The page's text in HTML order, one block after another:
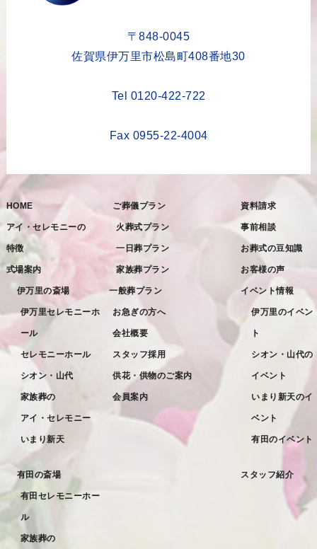
2023年6月
2022年11月
2022年10月
2022年9月
2022年8月
2022年7月
2022年6月
2022年5月
2022年4月
2022年1月
2021年11月
2021年10月
2021年9月
〒848-0045
佐賀県伊万里市松島町408番地30
Tel 0120-422-722
Fax 0955-22-4004
HOME
アイ・セレモニーの
特徴
式場案内
伊万里の斎場
伊万里セレモニーホ
ール
セレモニーホール
シオン・山代
家族葬の
アイ・セレモニー
いまり新天
有田の斎場
有田セレモニーホー
ル
家族葬の
ご葬儀プラン
火葬式プラン
一日葬プラン
家族葬プラン
一般葬プラン
お急ぎの方へ
会社概要
スタッフ採用
供花・供物のご案内
会員案内
資料請求
事前相談
お葬式の豆知識
お客様の声
イベント情報
伊万里のイベン
ト
シオン・山代の
イベント
いまり新天のイ
ベント
有田のイベント
スタッフ紹介